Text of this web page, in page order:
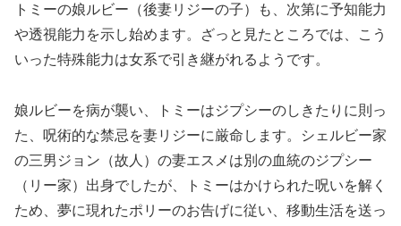
トミーの娘ルビー（後妻リジーの子）も、次第に予知能力
や透視能力を示し始めます。ざっと見たところでは、こう
いった特殊能力は女系で引き継がれるようです。
娘ルビーを病が襲い、トミーはジプシーのしきたりに則っ
た、呪術的な禁忌を妻リジーに厳命します。シェルビー家
の三男ジョン（故人）の妻エスメは別の血統のジプシー
（リー家）出身でしたが、トミーはかけられた呪いを解く
ため、夢に現れたポリーのお告げに従い、移動生活を送っ